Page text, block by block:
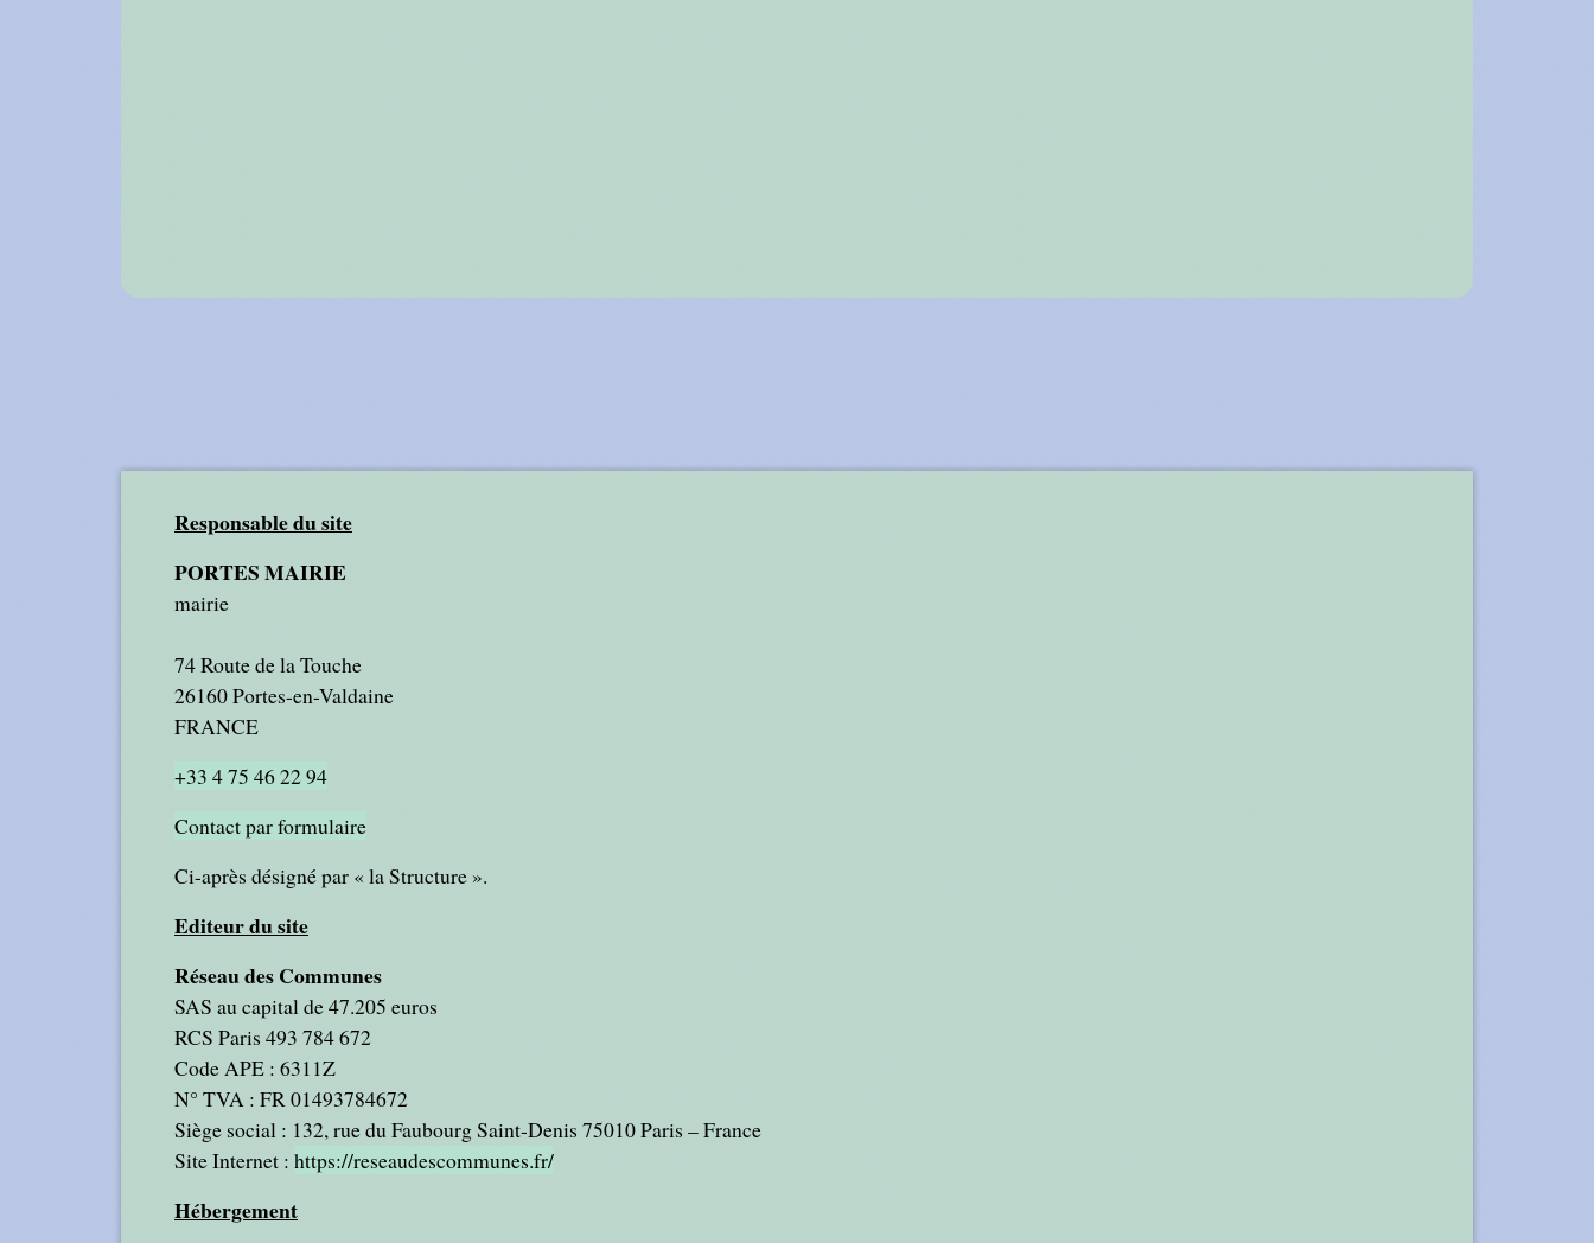
Responsable du site
PORTES MAIRIE
mairie
74 Route de la Touche
26160 Portes-en-Valdaine
FRANCE
+33 4 75 46 22 94
Contact par formulaire
Ci-après désigné par « la Structure ».
Editeur du site
Réseau des Communes
SAS au capital de 47.205 euros
RCS Paris 493 784 672
Code APE : 6311Z
N° TVA : FR 01493784672
Siège social : 132, rue du Faubourg Saint-Denis 75010 Paris – France
Site Internet : https://reseaudescommunes.fr/
Hébergement